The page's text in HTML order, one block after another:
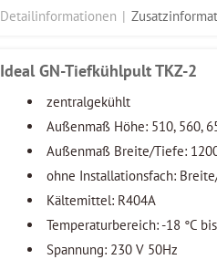
Detailinformationen
Ideal GN-Tiefkühlpult TKZ-2
zentralgekühlt
Außenmaß Höhe: 510, 560,
Außenmaß Breite/Tiefe:
ohne Installationsfach:
Kältemittel: R404A
Temperaturbereich: -18 °C
Spannung: 230 V 50Hz